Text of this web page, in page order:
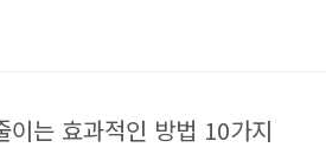
이는 효과적인 방법 10가지